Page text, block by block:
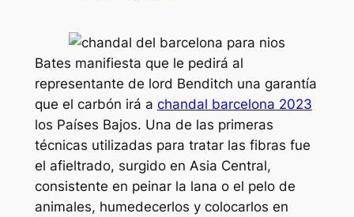
Bates manifiesta que le pedirá al
representante de lord Benditch una garantía
que el carbón irá a chandal barcelona 2023
los Países Bajos. Una de las primeras
técnicas utilizadas para tratar las fibras fue
el afieltrado, surgido en Asia Central,
consistente en peinar la lana o el pelo de
animales, humedecerlos y colocarlos en